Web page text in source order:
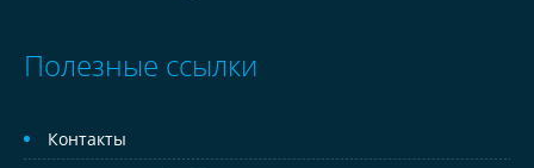
Полезные ссылки
Контакты